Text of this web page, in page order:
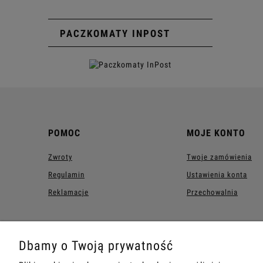
PACZKOMATY INPOST
Do koszyka
POMOC
Zwroty
Regulamin
Reklamacje
MOJE KONTO
Twoje zamówienia
Ustawienia konta
Przechowalnia
Dbamy o Twoją prywatność